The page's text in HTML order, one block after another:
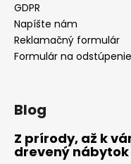
GDPR
Napíšte nám
Reklamačný formulár
Formulár na
Blog
Z prírody, až k
drevený